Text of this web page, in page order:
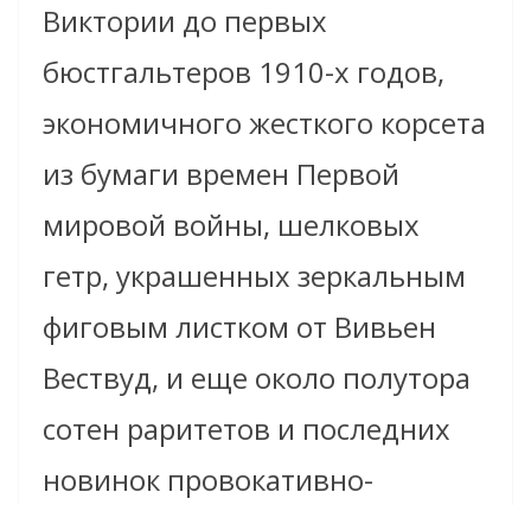
Виктории до первых
бюстгальтеров 1910-х годов,
экономичного жесткого корсета
из бумаги времен Первой
мировой войны, шелковых
гетр, украшенных зеркальным
фиговым листком от Вивьен
Вествуд, и еще около полутора
сотен раритетов и последних
новинок провокативно-